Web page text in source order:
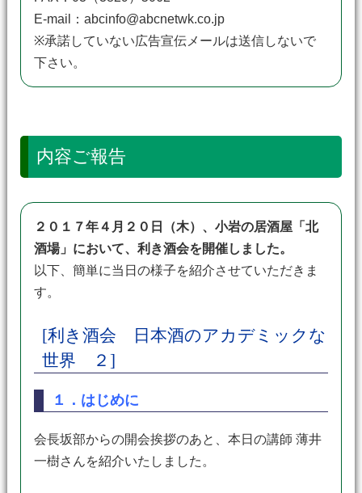
E-mail：abcinfo@abcnetwk.co.jp
※承諾していない広告宣伝メールは送信しないで
下さい。
内容ご報告
２０１７年４月２０日（木）、小岩の居酒屋「北
酒場」において、利き酒会を開催しました。
以下、簡単に当日の様子を紹介させていただきま
す。
[利き酒会 日本酒のアカデミックな
世界 ２]
１．はじめに
会長坂部からの開会挨拶のあと、本日の講師 薄井
一樹さんを紹介いたしました。